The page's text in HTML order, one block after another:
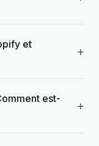
et
+
est-
+